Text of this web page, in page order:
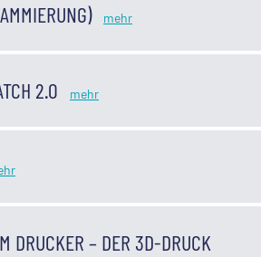
2.0
DRUCKER – DER 3D-DRUCK